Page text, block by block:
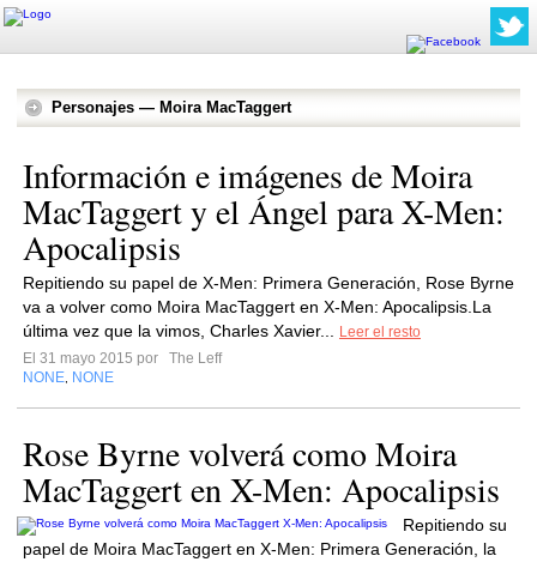
Personajes — Moira MacTaggert
Información e imágenes de Moira
MacTaggert y el Ángel para X-Men:
Apocalipsis
Repitiendo su papel de X-Men: Primera Generación, Rose Byrne
va a volver como Moira MacTaggert en X-Men: Apocalipsis.La
última vez que la vimos, Charles Xavier...
Leer el resto
El 31 mayo 2015 por
The Leff
NONE NONE
Rose Byrne volverá como Moira
MacTaggert en X-Men: Apocalipsis
Repitiendo su
papel de Moira MacTaggert en X-Men: Primera Generación, la